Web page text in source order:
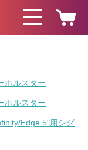
ホルスター
ホルスター
Edge 5"用シグ